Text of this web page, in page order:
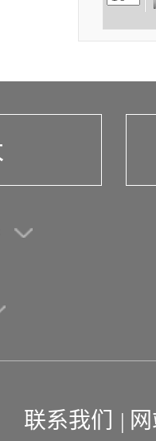
联系我们 |